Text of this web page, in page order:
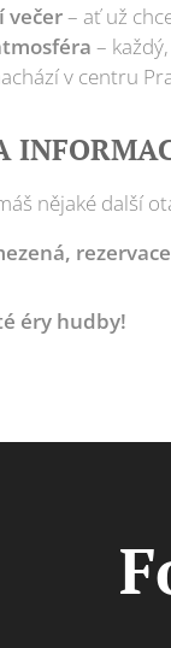
večer– ať už
–
v centru
nějaké další
éry hudby!